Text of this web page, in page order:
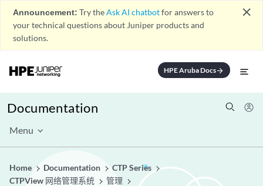
Announcement: Try theAsk AI chatbotfor answers to
your technical questions about Juniper products and
solutions.
close
HPE Aruba Docsarrow_forward
Documentation
Menu
Home Documentation
CTP Series
CTPView 网络管理系统
管理